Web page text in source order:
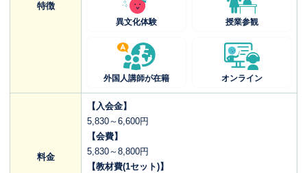
特徴
異文化体験 授業参観
外国人講師が在籍 オンライン
料金
【入会金】
5,830～6,600円
【会費】
5,830～8,800円
【教材費(1セット)】